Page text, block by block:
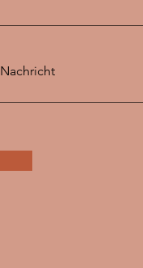
Nachricht